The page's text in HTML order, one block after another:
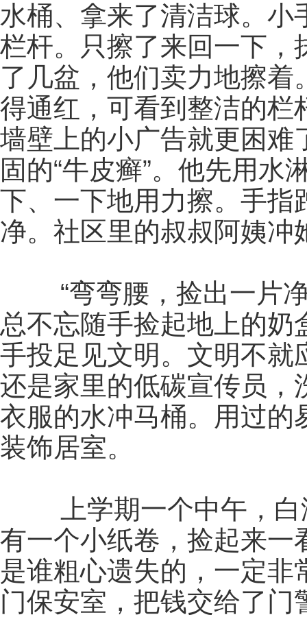
水桶、拿来了清洁球。小
栏杆。只擦了来回一下，
了几盆，他们卖力地擦
得通红，可看到整洁的栏
墙壁上的小广告就更困难
固的“牛皮癣”。他先用水
下、一下地用力擦。手指
净。社区里的叔叔阿姨冲
“弯弯腰，捡出一片净
总不忘随手捡起地上的奶
手投足见文明。文明不就
还是家里的低碳宣传员，
衣服的水冲马桶。用过的
装饰居室。
上学期一个中午，白
有一个小纸卷，捡起来一
是谁粗心遗失的，一定
门保安室，把钱交给了